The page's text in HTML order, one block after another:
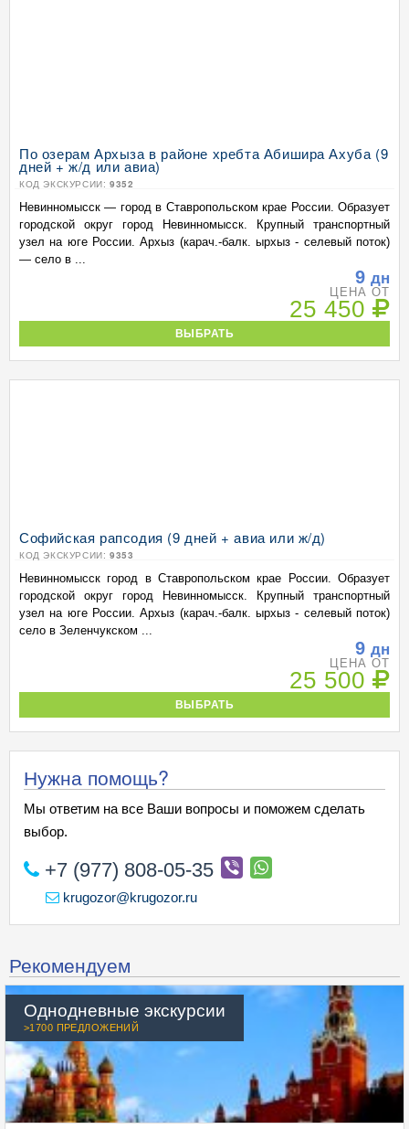
По озерам Архыза в районе хребта Абишира Ахуба (9
дней + ж/д или авиа)
КОД ЭКСКУРСИИ: 9352
Невинномысск — город в Ставропольском крае России. Образует
городской округ город Невинномысск. Крупный транспортный
узел на юге России. Архыз (карач.-балк. ырхыз - селевый поток)
— село в ...
9 дн
ЦЕНА ОТ
25 450
ВЫБРАТЬ
Софийская рапсодия (9 дней + авиа или ж/д)
КОД ЭКСКУРСИИ: 9353
Невинномысск город в Ставропольском крае России. Образует
городской округ город Невинномысск. Крупный транспортный
узел на юге России. Архыз (карач.-балк. ырхыз - селевый поток)
село в Зеленчукском ...
9 дн
ЦЕНА ОТ
25 500
ВЫБРАТЬ
Нужна помощь?
Мы ответим на все Ваши вопросы и поможем сделать
выбор.
+7 (977) 808-05-35
krugozor@krugozor.ru
Рекомендуем
Однодневные экскурсии
>1700 ПРЕДЛОЖЕНИЙ